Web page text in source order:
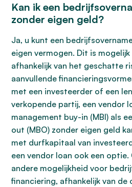
Kan ik een
zonder eigen geld?
Ja, u kunt een
eigen vermogen. Dit is mogelijk
afhankelijk van het geschatte
aanvullende
met een investeerder of een
verkopende partij, een vendor
management buy-in (MBI) als
out (MBO) zonder eigen geld
met durfkapitaal van
een vendor loan ook een
andere mogelijkheid voor
financiering, afhankelijk van de